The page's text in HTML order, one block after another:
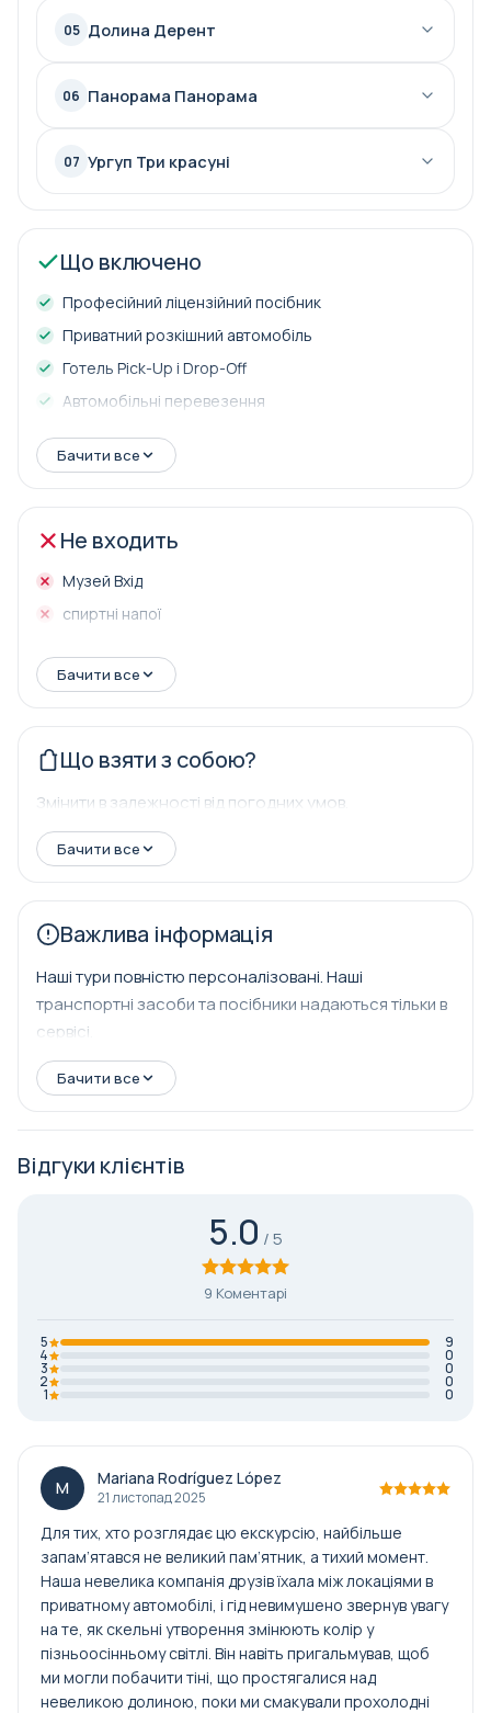
05 Долина Дерент
06 Панорама Панорама
07 Ургуп Три красуні
Що включено
Професійний ліцензійний посібник
Приватний розкішний автомобіль
Готель Pick-Up і Drop-Off
Автомобільні перевезення
Обід
Бачити все
Не входить
Музей Вхід
спиртні напої
Бачити все
Що взяти з собою?
Змінити в залежності від погодних умов.
Бачити все
Важлива інформація
Наші тури повністю персоналізовані. Наші
транспортні засоби та посібники надаються тільки в
сервісі.
Бачити все
Відгуки клієнтів
5.0
9 Коментарі
5 9
4 0
3 0
2 0
1 0
M Mariana Rodríguez López
21 листопад 2025
Для тих, хто розглядає цю екскурсію, найбільше
запам’ятався не великий пам’ятник, а тихий момент.
Наша невелика компанія друзів їхала між локаціями в
приватному автомобілі, і гід невимушено звернув увагу
на те, як скельні утворення змінюють колір у
пізньоосінньому світлі. Він навіть пригальмував, щоб
ми могли побачити тіні, що простягалися над
невеликою долиною, поки ми смакували прохолодні